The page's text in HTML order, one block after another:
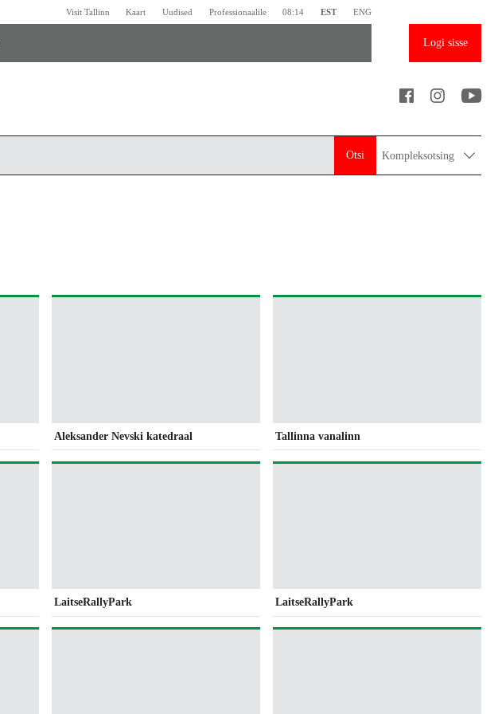
Visit Tallinn Kaart Uudised Professionaalile 08:14 EST ENG
Logi sisse
Otsi Kompleksotsing
Aleksander Nevski katedraal Tallinna vanalinn
LaitseRallyPark LaitseRallyPark